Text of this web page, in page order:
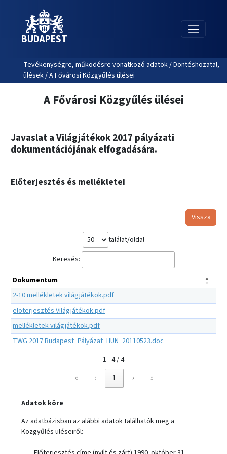
BUDAPEST
Tevékenységre, működésre vonatkozó adatok / Döntéshozatal,
ülések / A Fővárosi Közgyűlés ülései
A Fővárosi Közgyűlés ülései
Javaslat a Világjátékok 2017 pályázati
dokumentációjának elfogadására.
Előterjesztés és mellékletei
Vissza
találat/oldal
Keresés:
Dokumentum
2-10 mellékletek világjátékok.pdf
elöterjesztés Világjátékok.pdf
mellékletek világjátékok.pdf
TWG 2017 Budapest_Pályázat_HUN_20110523.doc
1 - 4 / 4
«
‹ 1 › »
Adatok köre
Az adatbázisban az alábbi adatok találhatók meg a
Közgyűlés üléseiről: